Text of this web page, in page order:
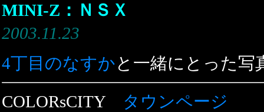
MINI-Z：ＮＳＸ
2003.11.23
4丁目のなすかと一緒にとった写
COLORsCITY タウンページ